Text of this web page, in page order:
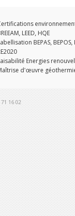
LEED, HQE
BEPAS, BEPOS,
Energies
d'œuvre
16 02